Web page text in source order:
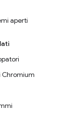
aperti